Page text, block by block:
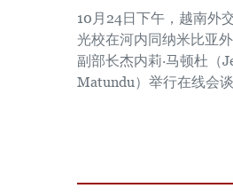
10月24日下午，越南外
光校在河内同纳米比亚
副部长杰内莉·马顿杜（
Matundu）举行在线会谈